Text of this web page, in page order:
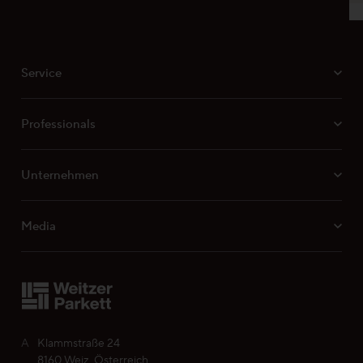
Mehrschichtprodukte
A
Klammstraße 24
8160 Weiz, Österreich
Service
Professionals
Unternehmen
Media